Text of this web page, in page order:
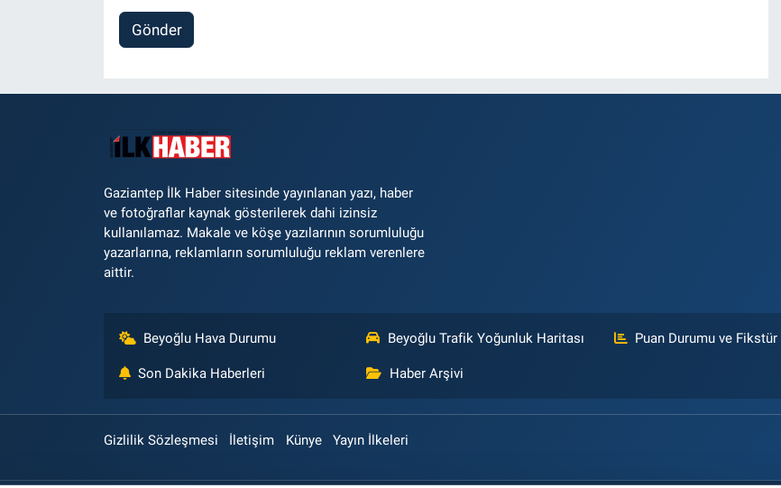
Gönder
Gaziantep İlk Haber sitesinde yayınlanan yazı, haber
ve fotoğraflar kaynak gösterilerek dahi izinsiz
kullanılamaz. Makale ve köşe yazılarının sorumluluğu
yazarlarına, reklamların sorumluluğu reklam verenlere
aittir.
Beyoğlu Hava Durumu Beyoğlu Trafik Yoğunluk Haritası Puan Durumu ve Fikstür
Son Dakika Haberleri Haber Arşivi
Gizlilik Sözleşmesi İletişim Künye Yayın İlkeleri